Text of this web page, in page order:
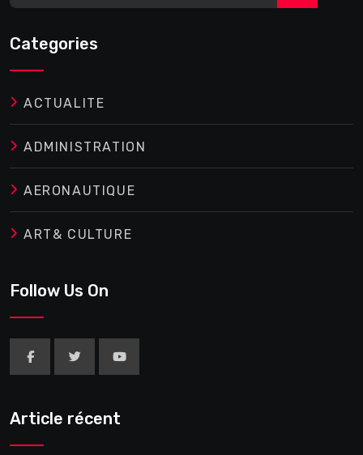
Categories
ACTUALITE
ADMINISTRATION
AERONAUTIQUE
ART& CULTURE
Follow Us On
Article récent